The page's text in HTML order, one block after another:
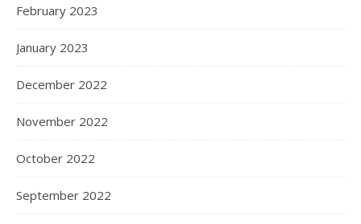
February 2023
January 2023
December 2022
November 2022
October 2022
September 2022